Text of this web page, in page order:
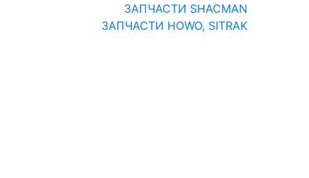
ЗАПЧАСТИ SHACMAN
ЗАПЧАСТИ HOWO, SITRAK